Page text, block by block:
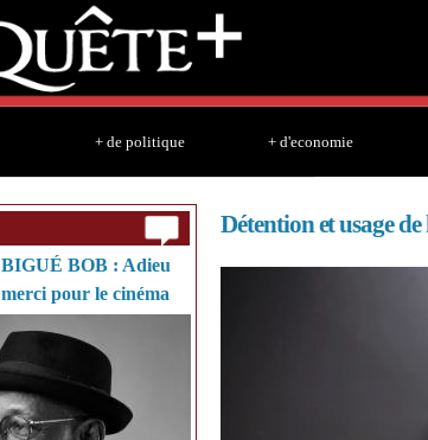
+ de politique + d'economie
BOB : Adieu
pour le cinéma
Détention et usage de